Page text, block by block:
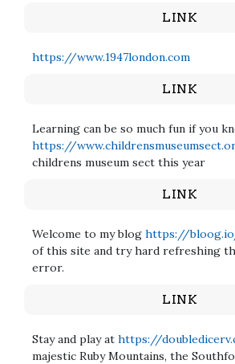
LINK
https://www.1947london.com
LINK
Learning can be so much fun if you
https://
childrens museum sect this year
LINK
Welcome to my blog https://
of this site and try hard refreshing
error.
LINK
Stay and play at https://
majestic Ruby Mountains, the